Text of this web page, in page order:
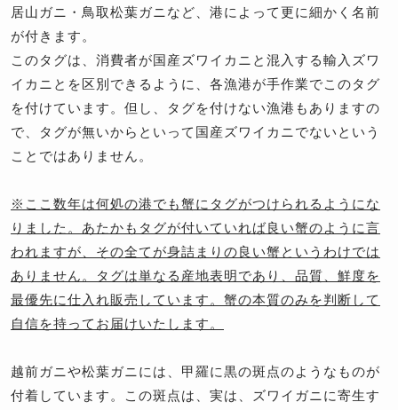
居山ガニ・鳥取松葉ガニなど、港によって更に細かく名前
が付きます。
このタグは、消費者が国産ズワイカニと混入する輸入ズワ
イカニとを区別できるように、各漁港が手作業でこのタグ
を付けています。但し、タグを付けない漁港もありますの
で、タグが無いからといって国産ズワイカニでないという
ことではありません。
※ここ数年は何処の港でも蟹にタグがつけられるようにな
りました。あたかもタグが付いていれば良い蟹のように言
われますが、その全てが身詰まりの良い蟹というわけでは
ありません。タグは単なる産地表明であり、品質、鮮度を
最優先に仕入れ販売しています。蟹の本質のみを判断して
自信を持ってお届けいたします。
越前ガニや松葉ガニには、甲羅に黒の斑点のようなものが
付着しています。この斑点は、実は、ズワイガニに寄生す